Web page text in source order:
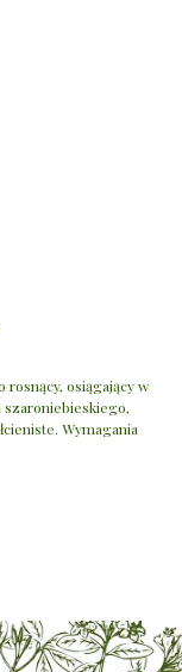
rosnący, osiągający w
szaroniebieskiego,
Wymagania